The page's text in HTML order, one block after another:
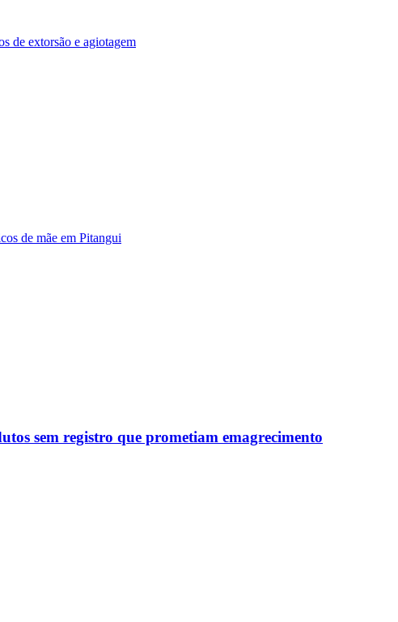
de extorsão e agiotagem
de mãe em Pitangui
sem registro que prometiam emagrecimento